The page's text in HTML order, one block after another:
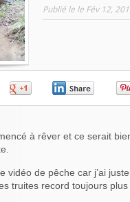
Publié le le Fév 12,
à rêver et ce serait
vidéo de pêche car j’ai
truites record toujours plus